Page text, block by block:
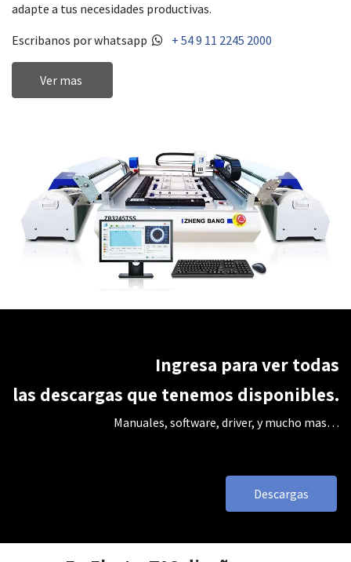
adapte a tus necesidades productivas.
Escribanos por whatsapp​
+ 54 9 11 2245 2000
Ver mas
Ingresa para ver todas
las descargas que tenemos disponibles.
Manuales, software, driver, y mucho mas…
Descargas